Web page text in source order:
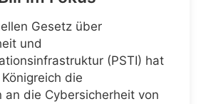
Gesetz über
und
(PSTI) hat
die
an die Cybersicherheit von